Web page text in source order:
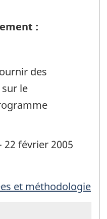
:
des
le
22 février 2005
et méthodologie